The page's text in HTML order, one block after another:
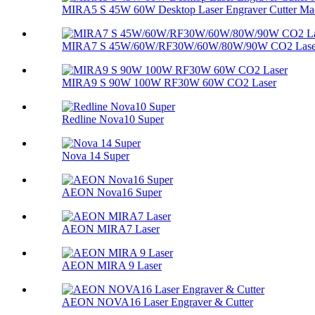
MIRA5 S 45W 60W Desktop Laser Engraver Cutter
MIRA7 S 45W/60W/RF30W/60W/80W/90W CO2
MIRA9 S 90W 100W RF30W 60W CO2 Laser
Redline Nova10 Super
Nova 14 Super
AEON Nova16 Super
AEON MIRA7 Laser
AEON MIRA 9 Laser
AEON NOVA16 Laser Engraver & Cutter